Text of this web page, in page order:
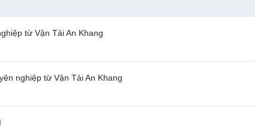
từ Vận Tải An Khang
nghiệp từ Vận Tải An Khang